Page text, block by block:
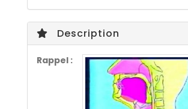
Description
Rappel :